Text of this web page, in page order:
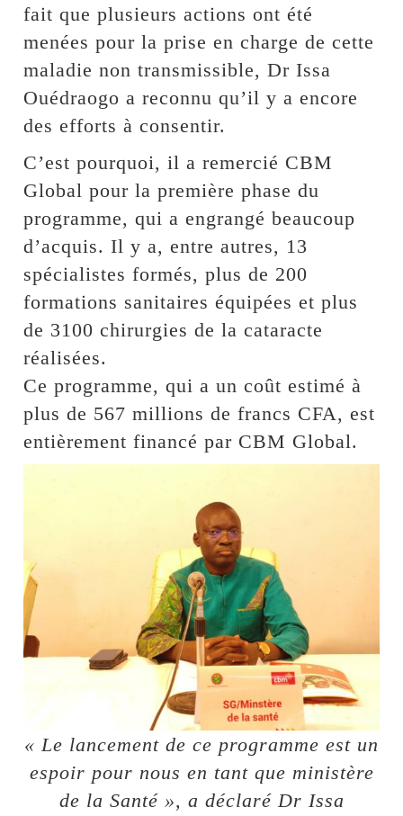
fait que plusieurs actions ont été
menées pour la prise en charge de cette
maladie non transmissible, Dr Issa
Ouédraogo a reconnu qu’il y a encore
des efforts à consentir.
C’est pourquoi, il a remercié CBM
Global pour la première phase du
programme, qui a engrangé beaucoup
d’acquis. Il y a, entre autres, 13
spécialistes formés, plus de 200
formations sanitaires équipées et plus
de 3100 chirurgies de la cataracte
réalisées.
Ce programme, qui a un coût estimé à
plus de 567 millions de francs CFA, est
entièrement financé par CBM Global.
« Le lancement de ce programme est un
espoir pour nous en tant que ministère
de la Santé », a déclaré Dr Issa